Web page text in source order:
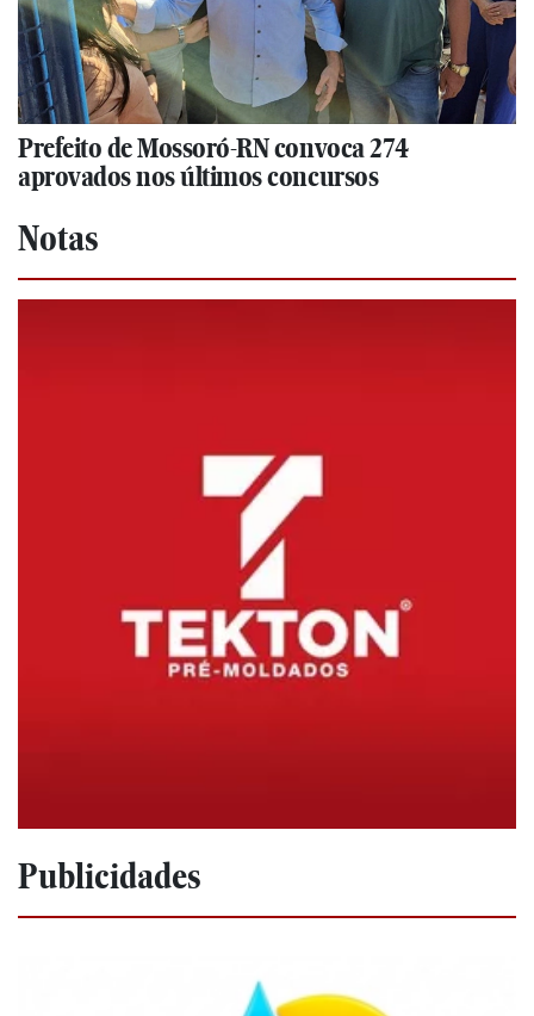
Prefeito de Mossoró-RN convoca 274
aprovados nos últimos concursos
Notas
Publicidades